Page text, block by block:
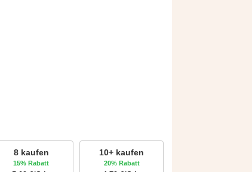
8 kaufen
15% Rabatt
10+ kaufen
20% Rabatt